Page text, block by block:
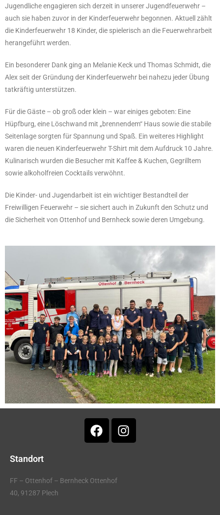
Jugendliche engagieren sich derzeit in unserer Jugendfeuerwehr –
auch sie haben zuvor in der Kinderfeuerwehr begonnen. Aktuell zählt
die Kinderfeuerwehr 18 Kinder, die spielerisch an die Feuerwehrarbeit
herangeführt werden.
Ein besonderer Dank ging an Melanie Keck und Thomas Schmidt, die
Alex seit der Gründung der Kinderfeuerwehr bei nahezu jeder Übung
tatkräftig unterstützen.
Für die Gäste – ob groß oder klein – war einiges geboten: Eine
Hüpfburg, eine Löschwand mit „brennendem“ Haus sowie die stabile
Seitenlage sorgten für Spannung und Spaß. Ein weiteres Highlight
waren die neuen Kinderfeuerwehr T-Shirt mit dem Aufdruck 10 Jahre.
Kulinarisch wurden die Besucher mit Kaffee & Kuchen, Gegrilltem
sowie alkoholfreien Cocktails verwöhnt.
Die Kinder- und Jugendarbeit ist ein wichtiger Bestandteil der
Freiwilligen Feuerwehr – sie sichert auch in Zukunft den Schutz und
die Sicherheit von Ottenhof und Bernheck sowie deren Umgebung.
Standort
FF – Ottenhof – Bernheck Ottenhof
40, 91287 Plech